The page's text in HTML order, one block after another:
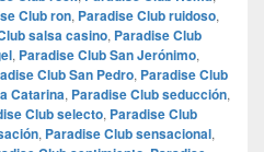
Club ron, Paradise Club ruidoso,
salsa casino, Paradise Club
, Paradise Club San Jerónimo,
Club San Pedro, Paradise Club
Catarina, Paradise Club seducción,
Club selecto, Paradise Club
, Paradise Club sensacional,